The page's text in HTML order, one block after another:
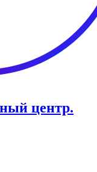
центр.